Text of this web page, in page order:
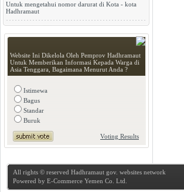
Untuk mengetahui nomor darurat di Kota - kota
Hadhramaut
Website Ini Dikelola Oleh Pemprov Hadhramaut
Untuk Memberikan Informasi Kepada Warga di
Asia Tenggara, Bagaimana Menurut Anda ?
Istimewa
Bagus
Standar
Buruk
Voting Results
All rights © reserved Hadhramaut gov. websites network
Powered by E-Commerce Yemen Co. Ltd.